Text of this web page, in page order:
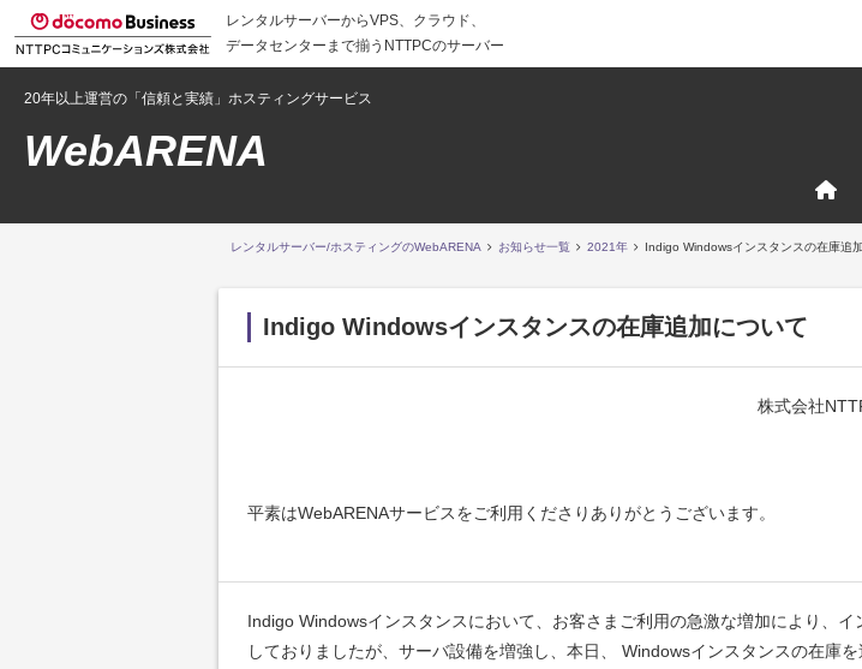
レンタルサーバーからVPS、クラウド、
データセンターまで揃うNTTPCのサーバー
20年以上運営の「信頼と実績」ホスティングサービス
WebARENA
レンタルサーバー/ホスティングのWebARENA お知らせ一覧 2021年 Indigo Windowsインスタンスの在庫追
Indigo Windowsインスタンスの在庫追加について
株式会社
平素はWebARENAサービスをご利用くださりありがとうございます。
Indigo Windowsインスタンスにおいて、お客さまご利用の急激な増加により、イ
しておりましたが、サーバ設備を増強し、本日、 Windowsインスタンスの在庫を